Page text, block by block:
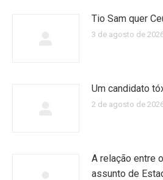
Tio Sam quer
3 de agosto de
Um candidato
2 de agosto de
A relação entre
assunto de